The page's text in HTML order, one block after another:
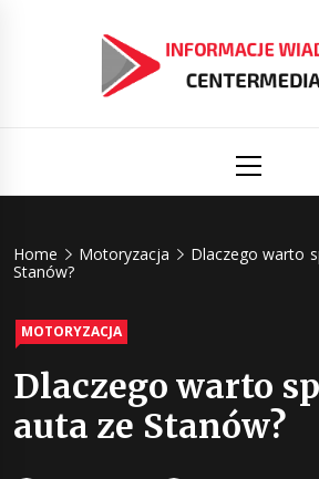
Menu
Home Motoryzacja
Dlaczego warto
Stanów?
MOTORYZACJA
Dlaczego warto
auta ze Stanów?